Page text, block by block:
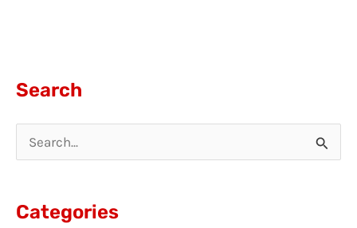
Search
Categories